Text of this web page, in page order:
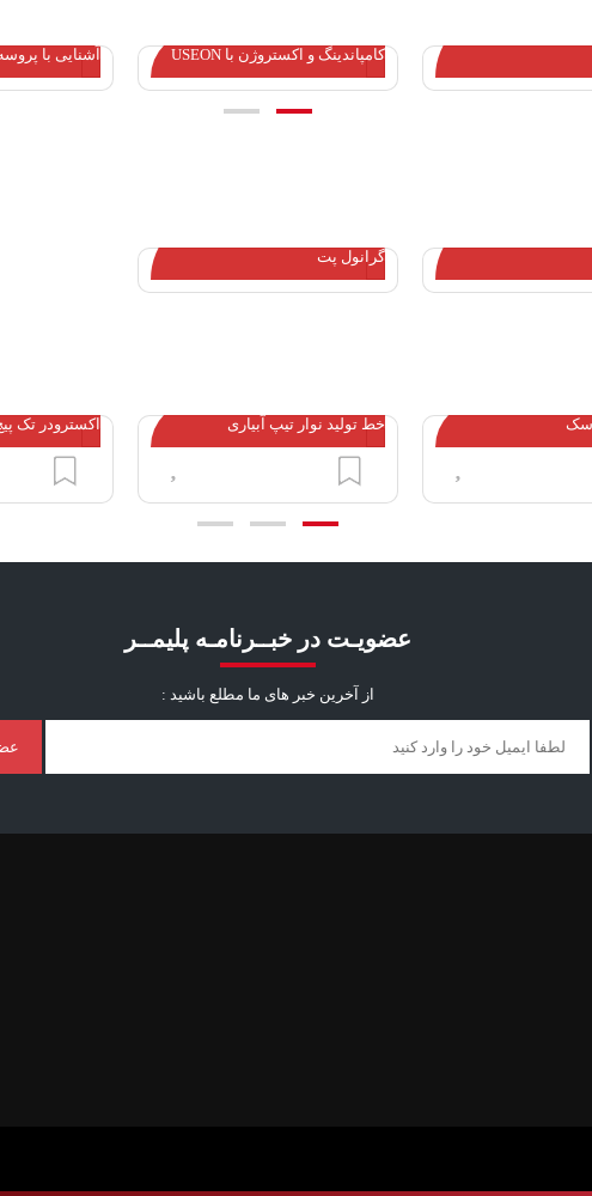
کامپاندینگ و اکستروژن با USEON آشنایی با
گرانول پت
خط تولید نوار تیپ آبیاری اکسترودر تک
عضویـت در خبــرنامـه پلیمــر
از آخرین خبر ‌های ما مطلع باشید :